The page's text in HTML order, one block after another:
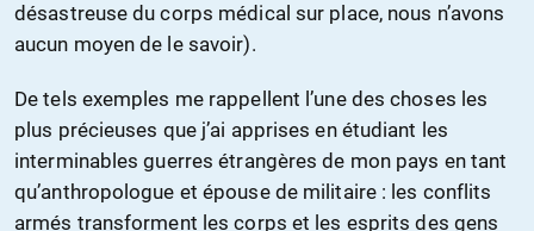
désastreuse du corps médical sur place, nous n’avons
aucun moyen de le savoir).
De tels exemples me rappellent l’une des choses les
plus précieuses que j’ai apprises en étudiant les
interminables guerres étrangères de mon pays en tant
qu’anthropologue et épouse de militaire : les conflits
armés transforment les corps et les esprits des gens